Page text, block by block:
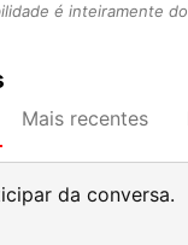
é inteiramente
Mais recentes
da conversa.